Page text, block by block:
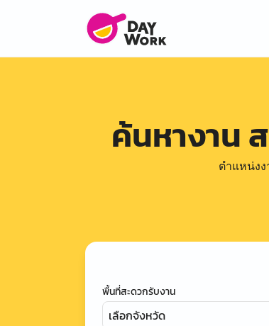
ค้นหางาน
ตำแหน่ง
พื้นที่สะดวกรับงาน
เลือกจังหวัด